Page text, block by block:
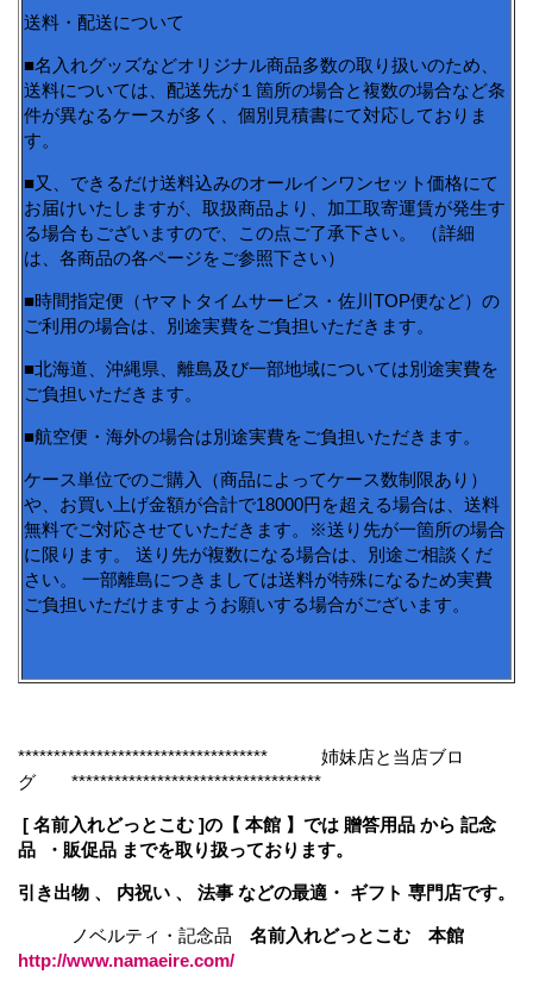
送料・配送について
■名入れグッズなどオリジナル商品多数の取り扱いのため、
送料については、配送先が１箇所の場合と複数の場合など条
件が異なるケースが多く、個別見積書にて対応しておりま
す。
■又、できるだけ送料込みのオールインワンセット価格にて
お届けいたしますが、取扱商品より、加工取寄運賃が発生す
る場合もございますので、この点ご了承下さい。 （詳細
は、各商品の各ページをご参照下さい）
■時間指定便（ヤマトタイムサービス・佐川TOP便など）の
ご利用の場合は、別途実費をご負担いただきます。
■北海道、沖縄県、離島及び一部地域については別途実費を
ご負担いただきます。
■航空便・海外の場合は別途実費をご負担いただきます。
ケース単位でのご購入（商品によってケース数制限あり）
や、お買い上げ金額が合計で18000円を超える場合は、送料
無料でご対応させていただきます。※送り先が一箇所の場合
に限ります。 送り先が複数になる場合は、別途ご相談くだ
さい。 一部離島につきましては送料が特殊になるため実費
ご負担いただけますようお願いする場合がございます。
*********************************** 姉妹店と当店ブロ
グ ***********************************
[ 名前入れどっとこむ ]の【 本館 】では 贈答用品 から 記念
品 ・販促品 までを取り扱っております。
引き出物 、 内祝い 、 法事 などの最適・ ギフト 専門店です。
ノベルティ・記念品 名前入れどっとこむ 本館
http://www.namaeire.com/